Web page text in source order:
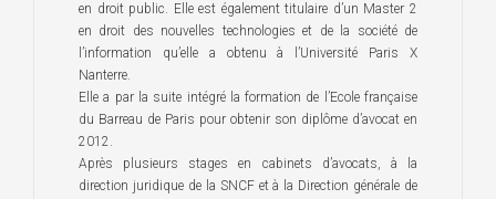
en droit public. Elle est également titulaire d’un Master 2
en droit des nouvelles technologies et de la société de
l’information qu’elle a obtenu à l’Université Paris X
Nanterre.
Elle a par la suite intégré la formation de l’Ecole française
du Barreau de Paris pour obtenir son diplôme d’avocat en
2012.
Après plusieurs stages en cabinets d’avocats, à la
direction juridique de la SNCF et à la Direction générale de